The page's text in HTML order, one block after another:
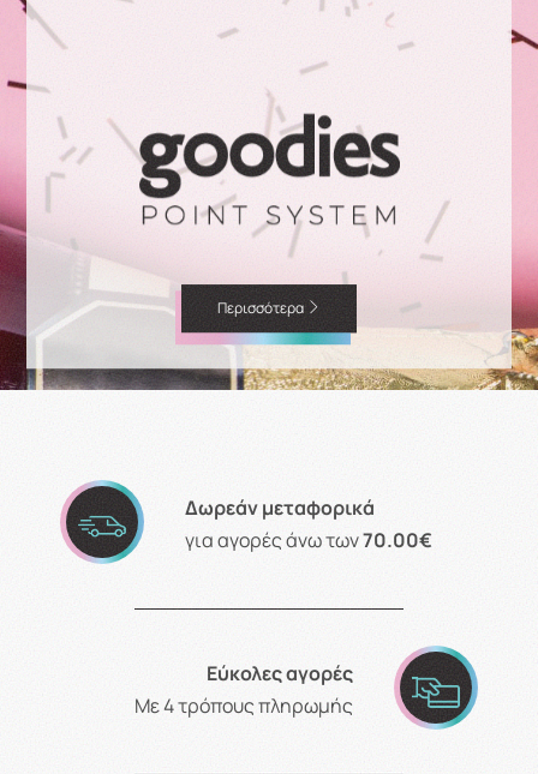
Περισσότερα
Δωρεάν μεταφορικά
για αγορές άνω των70.00€
Εύκολες αγορές
Με 4 τρόπους πληρωμής